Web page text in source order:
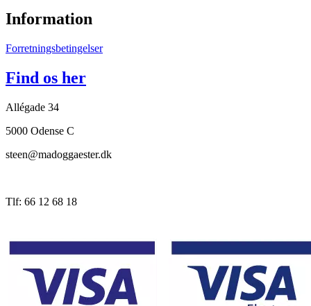
Information
Forretningsbetingelser
Find os her
Allégade 34
5000 Odense C
steen@madoggaester.dk
Tlf: 66 12 68 18